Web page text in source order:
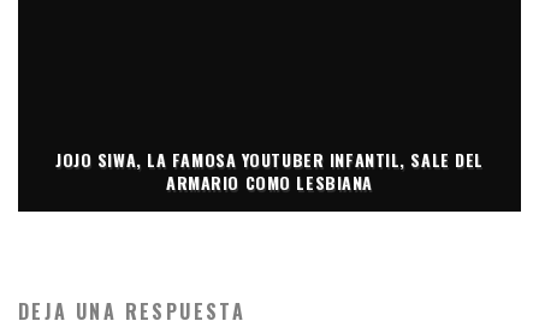
JOJO SIWA, LA FAMOSA YOUTUBER INFANTIL, SALE DEL
ARMARIO COMO LESBIANA
DEJA UNA RESPUESTA